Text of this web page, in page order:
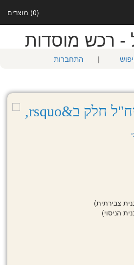
(0) מוצרים
- רכש מוסדות
| התחברות